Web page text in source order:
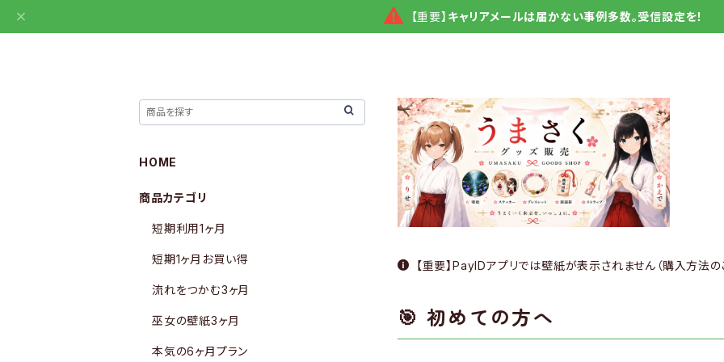
【重要】 キャリアメールは届かない事例多数。受信設定を！
【重要】PayIDアプリでは壁紙が表示されません（購入方法の
🎯 初めての方へ
HOME
商品カテゴリ
短期利用1ヶ月
短期1ヶ月お買い得
流れをつかむ3ヶ月
巫女の壁紙3ヶ月
本気の6ヶ月プラン